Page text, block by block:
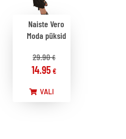
Naiste Vero
Moda püksid
29.90€
14.95€
VALI